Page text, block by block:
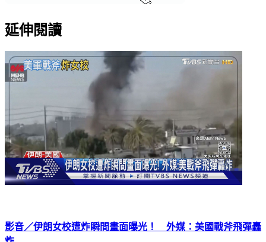
延伸閱讀
影音／伊朗女校遭炸瞬間畫面曝光！ 外媒：美國戰斧飛彈轟